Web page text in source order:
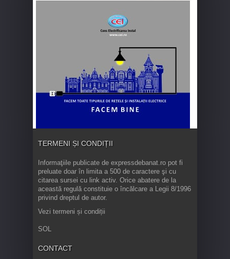
TERMENI ȘI CONDIȚII
Informaţiile publicate de expressdebanat.ro pot fi
preluate doar în limita a 500 de caractere şi cu
citarea sursei cu link activ. Orice abatere de la
această regulă constituie o încălcare a Legii 8/1996
privind dreptul de autor.
Vezi termeni și condiții
SOL
CONTACT